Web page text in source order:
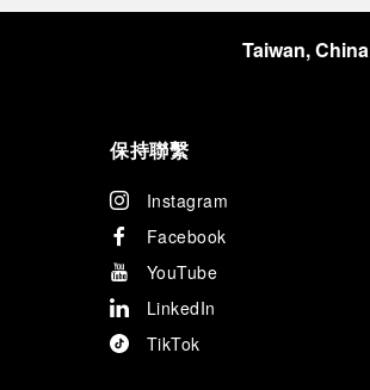
Taiwan, China
保持聯繫
Instagram
Facebook
YouTube
LinkedIn
TikTok